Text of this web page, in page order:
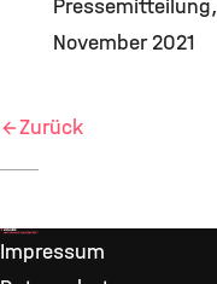
Pressemitteilung,
November 2021
Zurück
Impressum